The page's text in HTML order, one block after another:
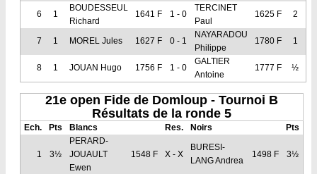
6 1
BOUDESSEUL
Richard
1641 F 1 - 0
TERCINET
Paul
1625 F 2
7 1 MOREL Jules 1627 F 0 - 1
NAYARADOU
Philippe
1780 F 1
8 1 JOUAN Hugo 1756 F 1 - 0
GALTIER
Antoine
1777 F ½
21e open Fide de Domloup - Tournoi B
Résultats de la ronde 5
Ech. Pts Blancs Res. Noirs Pts
1 3½
PERARD-
JOUAULT
Ewen
1548 F X - X
BURESI-
LANG Andrea
1498 F 3½